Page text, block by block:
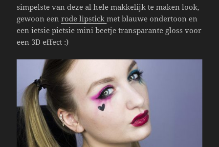
simpelste van deze al hele makkelijk te maken look,
gewoon eenrode lipstickmet blauwe ondertoon en
een ietsie pietsie mini beetje transparante gloss voor
een 3D effect :)